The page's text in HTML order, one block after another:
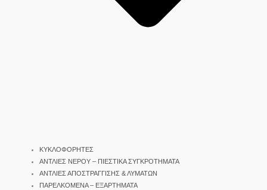
ΚΥΚΛΟΦΟΡΗΤΕΣ
ΑΝΤΛΙΕΣ ΝΕΡΟΥ – ΠΙΕΣΤΙΚΑ ΣΥΓΚΡΟΤΗΜΑΤΑ
ΑΝΤΛΙΕΣ ΑΠΟΣΤΡΑΓΓΙΣΗΣ & ΛΥΜΑΤΩΝ
ΠΑΡΕΛΚΟΜΕΝΑ – ΕΞΑΡΤΗΜΑΤΑ